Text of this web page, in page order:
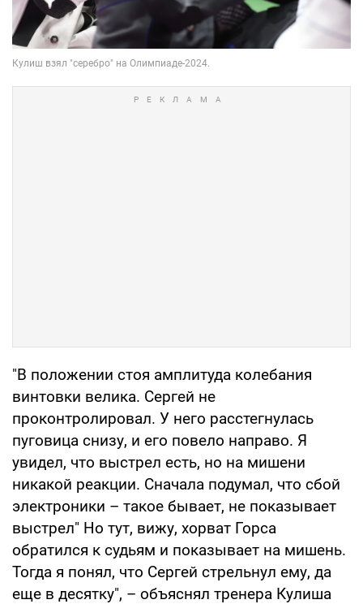
"В положении стоя амплитуда колебания
винтовки велика. Сергей не
проконтролировал. У него расстегнулась
пуговица снизу, и его повело направо. Я
увидел, что выстрел есть, но на мишени
никакой реакции. Сначала подумал, что сбой
электроники – такое бывает, не показывает
выстрел" Но тут, вижу, хорват Горса
обратился к судьям и показывает на мишень.
Тогда я понял, что Сергей стрельнул ему, да
еще в десятку", – объяснял тренера Кулиша